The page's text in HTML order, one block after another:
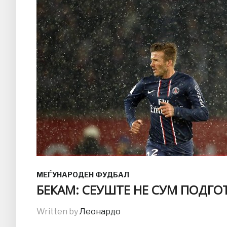
МЕЃУНАРОДЕН ФУДБАЛ
БЕКАМ: СЕУШТЕ НЕ СУМ
Written byЛеонардо